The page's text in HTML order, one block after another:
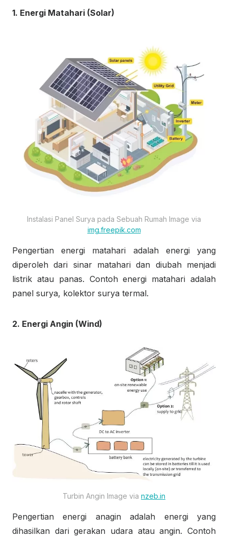
1. Energi Matahari (Solar)
Instalasi Panel Surya pada Sebuah Rumah Image via
img.freepik.com
Pengertian energi matahari adalah energi yang
diperoleh dari sinar matahari dan diubah menjadi
listrik atau panas. Contoh energi matahari adalah
panel surya, kolektor surya termal.
2. Energi Angin (Wind)
Turbin Angin Image via nzeb.in
Pengertian energi anagin adalah energi yang
dihasilkan dari gerakan udara atau angin. Contoh